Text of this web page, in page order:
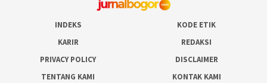
INDEKS
KODE ETIK
KARIR
REDAKSI
PRIVACY POLICY
DISCLAIMER
TENTANG KAMI
KONTAK KAMI